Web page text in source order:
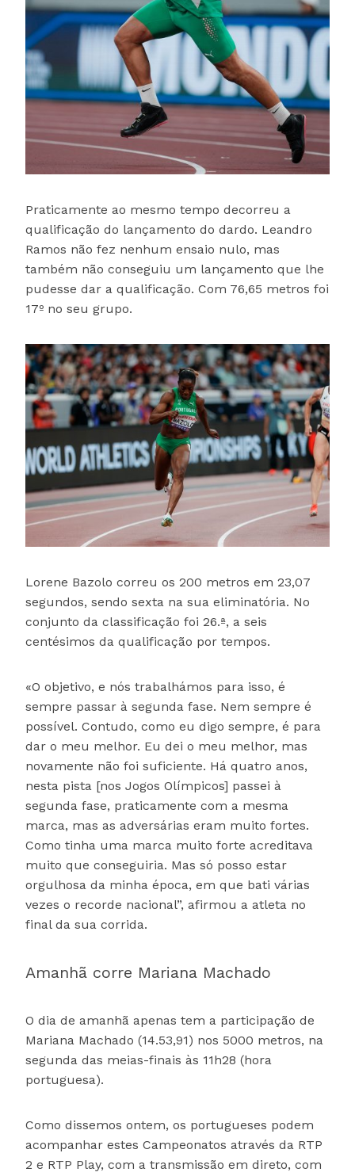
Praticamente ao mesmo tempo decorreu a
qualificação do lançamento do dardo. Leandro
Ramos não fez nenhum ensaio nulo, mas
também não conseguiu um lançamento que lhe
pudesse dar a qualificação. Com 76,65 metros foi
17º no seu grupo.
Lorene Bazolo correu os 200 metros em 23,07
segundos, sendo sexta na sua eliminatória. No
conjunto da classificação foi 26.ª, a seis
centésimos da qualificação por tempos.
«O objetivo, e nós trabalhámos para isso, é
sempre passar à segunda fase. Nem sempre é
possível. Contudo, como eu digo sempre, é para
dar o meu melhor. Eu dei o meu melhor, mas
novamente não foi suficiente. Há quatro anos,
nesta pista [nos Jogos Olímpicos] passei à
segunda fase, praticamente com a mesma
marca, mas as adversárias eram muito fortes.
Como tinha uma marca muito forte acreditava
muito que conseguiria. Mas só posso estar
orgulhosa da minha época, em que bati várias
vezes o recorde nacional”, afirmou a atleta no
final da sua corrida.
Amanhã corre Mariana Machado
O dia de amanhã apenas tem a participação de
Mariana Machado (14.53,91) nos 5000 metros, na
segunda das meias-finais às 11h28 (hora
portuguesa).
Como dissemos ontem, os portugueses podem
acompanhar estes Campeonatos através da RTP
2 e RTP Play, com a transmissão em direto, com